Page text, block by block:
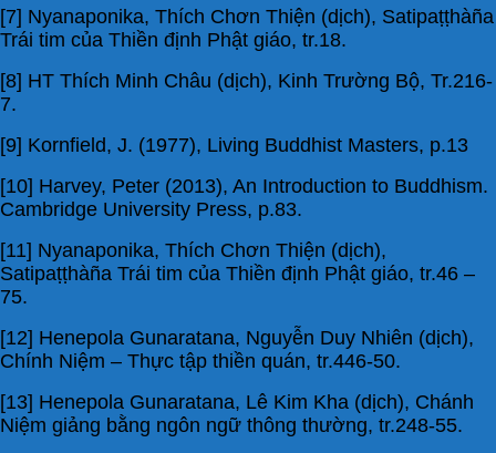
[7] Nyanaponika, Thích Chơn Thiện (dịch), Satipaṭṭhàña
Trái tim của Thiền định Phật giáo, tr.18.
[8] HT Thích Minh Châu (dịch), Kinh Trường Bộ, Tr.216-
7.
[9] Kornfield, J. (1977), Living Buddhist Masters, p.13
[10] Harvey, Peter (2013), An Introduction to Buddhism.
Cambridge University Press, p.83.
[11] Nyanaponika, Thích Chơn Thiện (dịch),
Satipaṭṭhàña Trái tim của Thiền định Phật giáo, tr.46 –
75.
[12] Henepola Gunaratana, Nguyễn Duy Nhiên (dịch),
Chính Niệm – Thực tập thiền quán, tr.446-50.
[13] Henepola Gunaratana, Lê Kim Kha (dịch), Chánh
Niệm giảng bằng ngôn ngữ thông thường, tr.248-55.